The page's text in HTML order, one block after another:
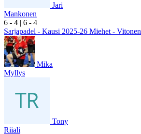
Jari
Mankonen
6 - 4 | 6 - 4
Sarjapadel - Kausi 2025-26 Miehet - Vitonen
Mika
Myllys
Tony
Riiali